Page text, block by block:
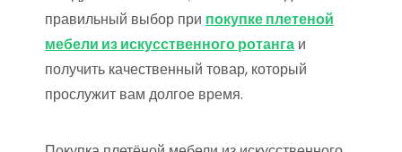
правильный выбор при покупке плетеной
мебели из искусственного ротанга и
получить качественный товар, который
прослужит вам долгое время.